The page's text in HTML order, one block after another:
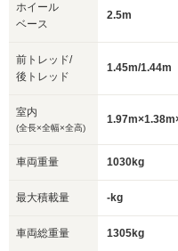
ホイール
ベース
2.5m
前トレッド/
後トレッド
1.45m/1.44m
室内
(全長×全幅×全高)
車両重量 1030kg
最大積載量 -kg
車両総重量 1305kg